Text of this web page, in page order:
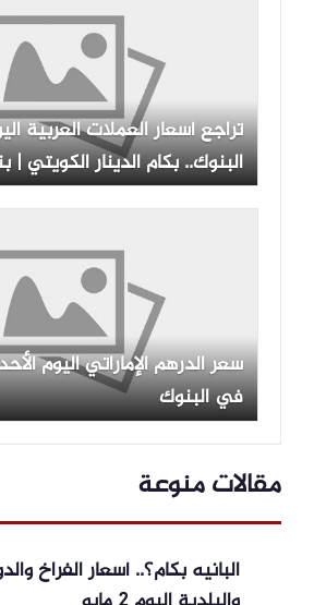
تراجع أسعار العملات العربية
البنوك.. بكام الدينار الكويتي |
في البنوك
مقالات منوعة
البانيه بكام؟.. أسعار الفراخ